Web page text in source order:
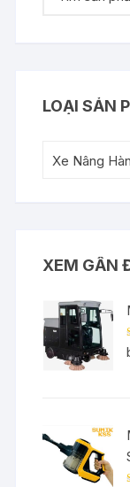
LOẠI SẢN
Xe Nâng
XEM GẦN